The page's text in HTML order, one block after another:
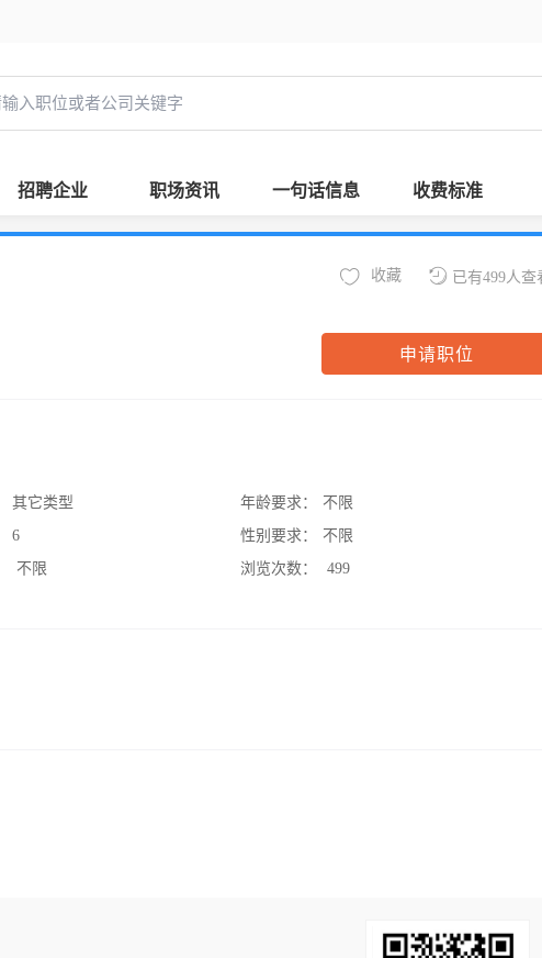
招聘企业 职场资讯 一句话信息 收费标准
已有499人查
收藏
申请职位
其它类型
6
不限
年龄要求：
不限
性别要求：
不限
浏览次数：
499